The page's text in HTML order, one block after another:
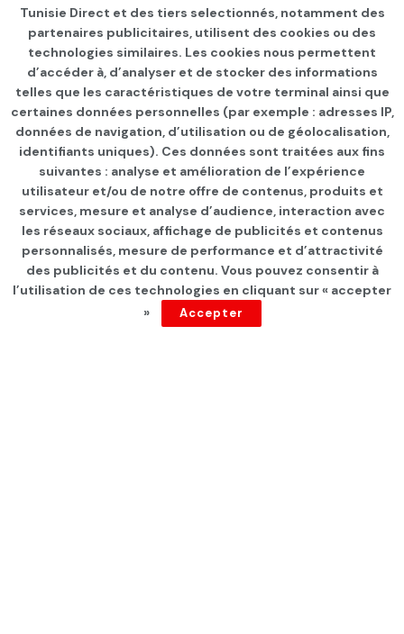
Page d'accueil Les infos du jour
En visioconférence: Le
procès de l’affaire dite du
« Complot contre la sûreté
de l’État 2 » s’est ouvert
Tunisie Direct et des tiers selectionnés, notamment des
partenaires publicitaires, utilisent des cookies ou des
technologies similaires. Les cookies nous permettent
d’accéder à, d’analyser et de stocker des informations
telles que les caractéristiques de votre terminal ainsi que
certaines données personnelles (par exemple : adresses IP,
données de navigation, d’utilisation ou de géolocalisation,
identifiants uniques). Ces données sont traitées aux fins
suivantes : analyse et amélioration de l’expérience
utilisateur et/ou de notre offre de contenus, produits et
services, mesure et analyse d’audience, interaction avec
les réseaux sociaux, affichage de publicités et contenus
personnalisés, mesure de performance et d’attractivité
des publicités et du contenu. Vous pouvez consentir à
l’utilisation de ces technologies en cliquant sur « accepter
»
Accepter